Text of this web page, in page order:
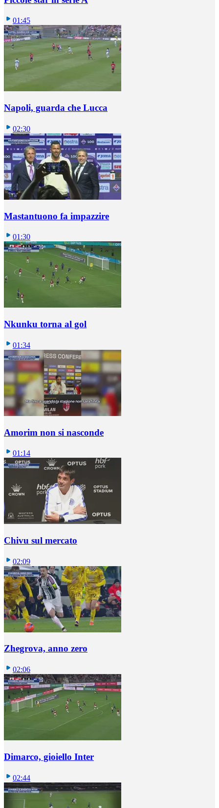
01:45
Napoli, guarda che Lucca
02:30
Mastantuono fa impazzire
01:30
Nkunku torna al gol
01:34
Amorim non si nasconde
01:14
Chivu sul mercato
02:09
Zhegrova, anno zero
02:06
Dimarco, gioiello Inter
02:44